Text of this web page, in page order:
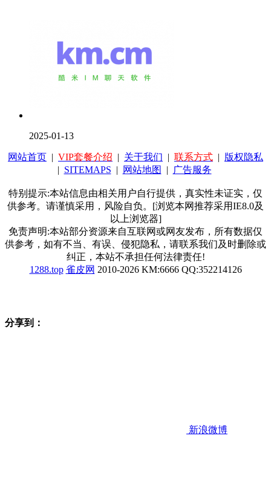
2025-01-13
网站首页 | VIP套餐介绍 | 关于我们 | 联系方式 | 版权隐私
| SITEMAPS | 网站地图 | 广告服务
特别提示:本站信息由相关用户自行提供，真实性未证实，仅
供参考。请谨慎采用，风险自负。[浏览本网推荐采用IE8.0及
以上浏览器]
免责声明:本站部分资源来自互联网或网友发布，所有数据仅
供参考，如有不当、有误、侵犯隐私，请联系我们及时删除或
纠正，本站不承担任何法律责任!
1288.top 雀皮网 2010-2026 KM:6666 QQ:352214126
分享到：
新浪微博